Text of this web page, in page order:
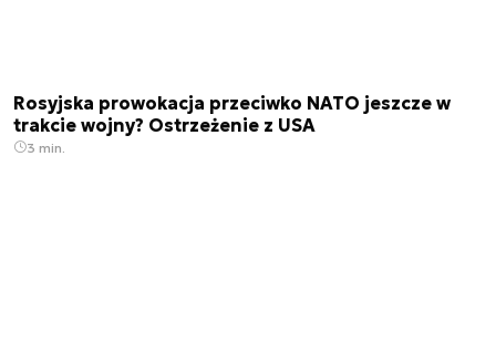
Rosyjska prowokacja przeciwko NATO jeszcze w
trakcie wojny? Ostrzeżenie z USA
3 min.